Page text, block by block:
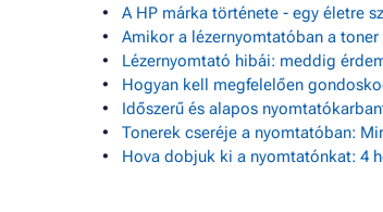
A HP márka története - egy életre
Amikor a lézernyomtatóban a
Lézernyomtató hibái: meddig
Hogyan kell megfelelően
Időszerű és alapos
Tonerek cseréje a nyomtatóban:
Hova dobjuk ki a nyomtatónkat: 4